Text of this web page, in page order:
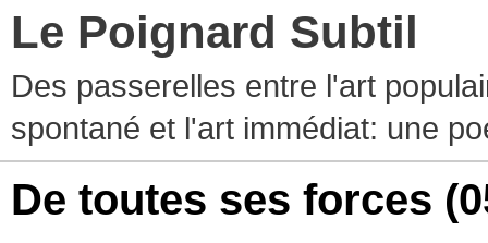
Le Poignard Subtil
Des passerelles entre l'art
spontané et l'art immédiat: une
De toutes ses forces